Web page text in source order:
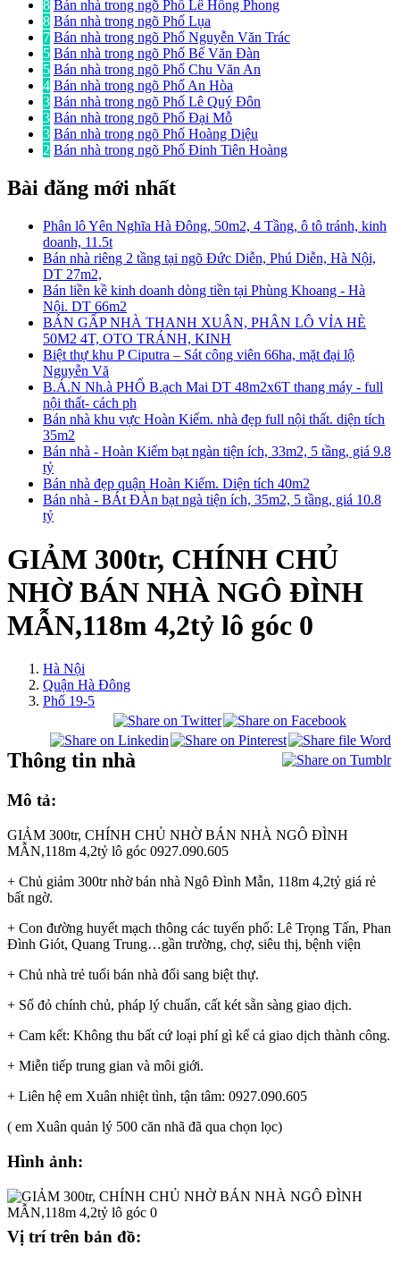
8 Bán nhà trong ngõ Phố Lê Hồng Phong
8 Bán nhà trong ngõ Phố Lụa
7 Bán nhà trong ngõ Phố Nguyễn Văn Trác
5 Bán nhà trong ngõ Phố Bế Văn Đàn
5 Bán nhà trong ngõ Phố Chu Văn An
4 Bán nhà trong ngõ Phố An Hòa
3 Bán nhà trong ngõ Phố Lê Quý Đôn
3 Bán nhà trong ngõ Phố Đại Mỗ
3 Bán nhà trong ngõ Phố Hoàng Diệu
2 Bán nhà trong ngõ Phố Đinh Tiên Hoàng
Bài đăng mới nhất
Phân lô Yên Nghĩa Hà Đông, 50m2, 4 Tầng, ô tô tránh, kinh
doanh, 11.5t
Bán nhà riêng 2 tầng tại ngõ Đức Diễn, Phú Diễn, Hà Nội,
DT 27m2,
Bán liền kề kinh doanh dòng tiền tại Phùng Khoang - Hà
Nội. DT 66m2
BÁN GẤP NHÀ THANH XUÂN, PHÂN LÔ VỈA HÈ
50M2 4T, OTO TRÁNH, KINH
Biệt thự khu P Ciputra – Sát công viên 66ha, mặt đại lộ
Nguyễn Vă
B.Á.N Nh.à PHỐ B.ạch Mai DT 48m2x6T thang máy - full
nội thất- cách ph
Bán nhà khu vực Hoàn Kiếm. nhà đẹp full nội thất. diện tích
35m2
Bán nhà - Hoàn Kiếm bạt ngàn tiện ích, 33m2, 5 tầng, giá 9.8
tỷ
Bán nhà đẹp quận Hoàn Kiếm. Diện tích 40m2
Bán nhà - BÁt ĐÀn bạt ngà tiện ích, 35m2, 5 tầng, giá 10.8
tỷ
GIẢM 300tr, CHÍNH CHỦ
NHỜ BÁN NHÀ NGÔ ĐÌNH
MẪN,118m 4,2tỷ lô góc 0
Hà Nội
Quận Hà Đông
Phố 19-5
Thông tin nhà
Mô tả:
GIẢM 300tr, CHÍNH CHỦ NHỜ BÁN NHÀ NGÔ ĐÌNH
MẪN,118m 4,2tỷ lô góc 0927.090.605
+ Chủ giảm 300tr nhờ bán nhà Ngô Đình Mẫn, 118m 4,2tỷ giá rẻ
bất ngờ.
+ Con đường huyết mạch thông các tuyến phố: Lê Trọng Tấn, Phan
Đình Giót, Quang Trung…gần trường, chợ, siêu thị, bệnh viện
+ Chủ nhà trẻ tuổi bán nhà đổi sang biệt thự.
+ Sổ đỏ chính chủ, pháp lý chuẩn, cất két sẵn sàng giao dịch.
+ Cam kết: Không thu bất cứ loại phí gì kể cả giao dịch thành công.
+ Miễn tiếp trung gian và môi giới.
+ Liên hệ em Xuân nhiệt tình, tận tâm: 0927.090.605
( em Xuân quản lý 500 căn nhã đã qua chọn lọc)
Hình ảnh:
Vị trí trên bản đồ: